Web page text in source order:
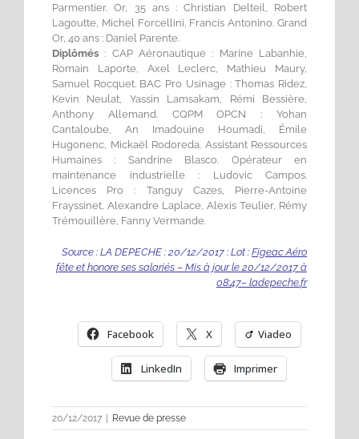
Parmentier. Or, 35 ans : Christian Delteil, Robert
Lagoutte, Michel Forcellini, Francis Antonino. Grand
Or, 40 ans : Daniel Parente.
Diplômés : CAP Aéronautique : Marine Labanhie,
Romain Laporte, Axel Leclerc, Mathieu Maury,
Samuel Rocquet. BAC Pro Usinage : Thomas Ridez,
Kevin Neulat, Yassin Lamsakam, Rémi Bessière,
Anthony Allemand. CQPM OPCN : Yohan
Cantaloube, An Imadouine Houmadi, Émile
Hugonenc, Mickaël Rodoreda. Assistant Ressources
Humaines : Sandrine Blasco. Opérateur en
maintenance industrielle : Ludovic Campos.
Licences Pro : Tanguy Cazes, Pierre-Antoine
Frayssinet, Alexandre Laplace, Alexis Teulier, Rémy
Trémouillère, Fanny Vermande.
Source : LA DEPECHE : 20/12/2017 : Lot : Figeac Aéro
fête et honore ses salariés – Mis à jour le 20/12/2017 à
08:47– ladepeche.fr
Facebook X Viadeo
LinkedIn Imprimer
20/12/2017 Revue de presse